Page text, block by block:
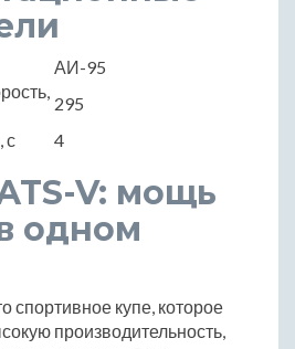
АИ-95
295
с
4
V: мощь
одном
спортивное купе, которое
производительность,